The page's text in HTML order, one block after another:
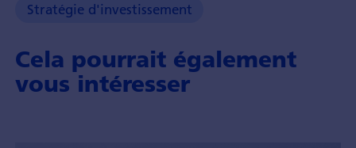
Stratégie d'investissement
Cela pourrait également
vous intéresser